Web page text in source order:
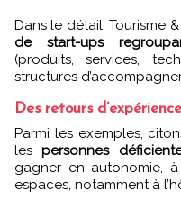
Dans le détail, Tourisme
de start-ups
(produits, services,
structures
Des retours
Parmi les exemples,
lespersonnes
gagner en autonomie,
espaces, notamment à